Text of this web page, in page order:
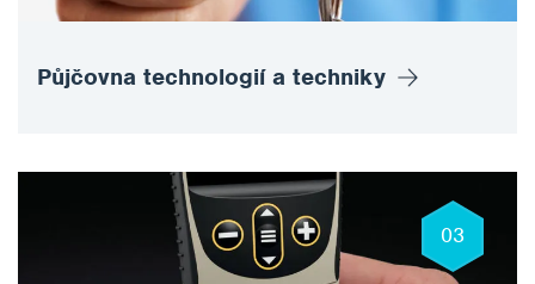
Půjčovna technologií a techniky
03